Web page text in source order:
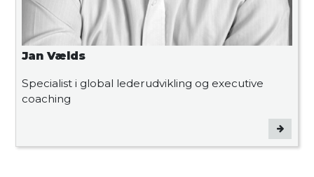
Jan Vælds
Specialist i global lederudvikling og executive
coaching